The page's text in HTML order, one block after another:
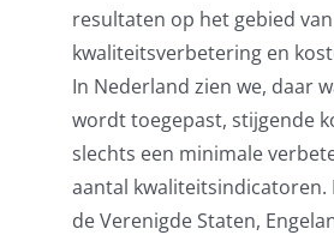
resultaten op het gebied van
kwaliteitsverbetering en
In Nederland zien we, daar
wordt toegepast, stijgende
slechts een minimale
aantal kwaliteitsindicatoren.
de Verenigde Staten,